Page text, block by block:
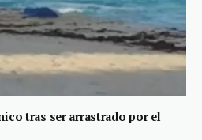
tras ser arrastrado por el